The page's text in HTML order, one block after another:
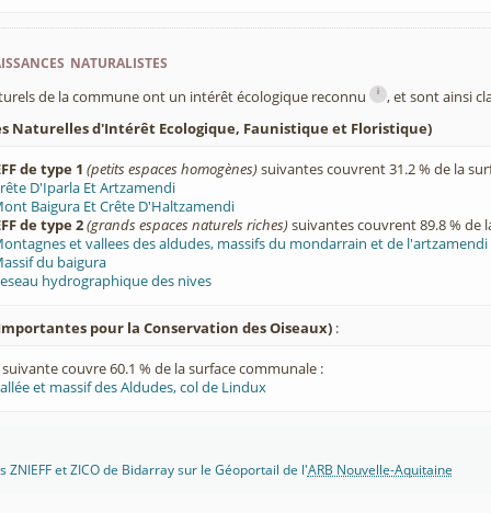
naturalistes
de la commune ont un intérêt écologique reconnu i
, et sont ainsi
Naturelles d'Intérêt Ecologique, Faunistique et Floristique)
de type 1 (petits espaces homogènes)suivantes couvrent 31.2 % de la
D'Iparla Et Artzamendi
Baigura Et Crête D'Haltzamendi
de type 2(grands espaces naturels riches)suivantes couvrent 89.8 % de
et vallees des aldudes, massifs du mondarrain et de l'artzamendi
du baigura
hydrographique des nives
pour la Conservation des Oiseaux) :
suivante couvre 60.1 % de la surface communale :
et massif des Aldudes, col de Lindux
ZNIEFF et ZICO de Bidarray sur le Géoportail de l'ARB Nouvelle-Aquitaine